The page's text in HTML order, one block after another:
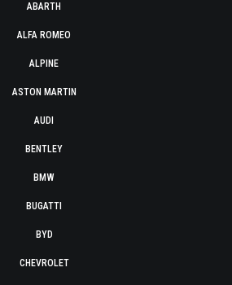
ABARTH
ALFA ROMEO
ALPINE
ASTON MARTIN
AUDI
BENTLEY
BMW
BUGATTI
BYD
CHEVROLET